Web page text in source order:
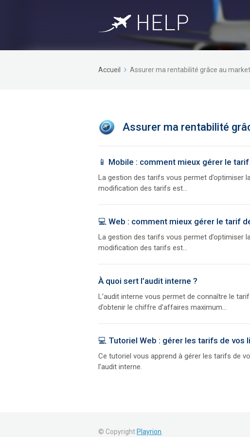
Accueil Assurer ma rentabilité grâce au
Assurer ma rentabilité
📱 Mobile : comment mieux gérer le
La gestion des tarifs vous permet d’optimiser
modification des tarifs est...
💻 Web : comment mieux gérer le tarif
La gestion des tarifs vous permet d’optimiser
modification des tarifs est...
À quoi sert l’audit interne ?
L’audit interne vous permet de connaître le
d’obtenir le chiffre d’affaires maximum...
💻 Tutoriel Web : gérer les tarifs de vos
Ce tutoriel vous apprend à gérer les tarifs de
l’audit interne.
© Copyright Playrion